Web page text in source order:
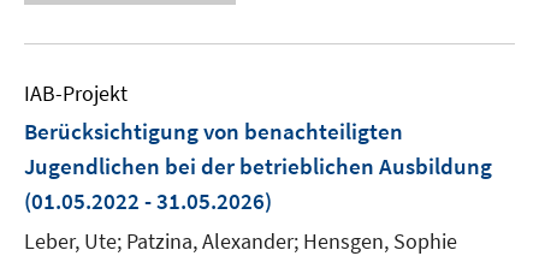
IAB-Projekt
Berücksichtigung von benachteiligten
Jugendlichen bei der betrieblichen Ausbildung
(01.05.2022 - 31.05.2026)
Leber, Ute; Patzina, Alexander; Hensgen, Sophie